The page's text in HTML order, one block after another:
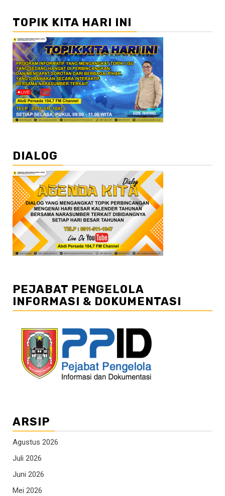
TOPIK KITA HARI INI
DIALOG
PEJABAT PENGELOLA
INFORMASI & DOKUMENTASI
ARSIP
Agustus 2026
Juli 2026
Juni 2026
Mei 2026